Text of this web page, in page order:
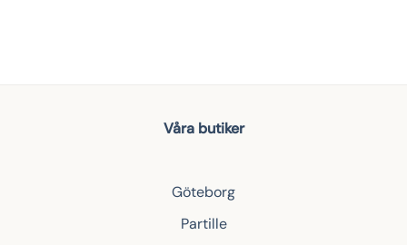
Våra butiker
Göteborg
Partille